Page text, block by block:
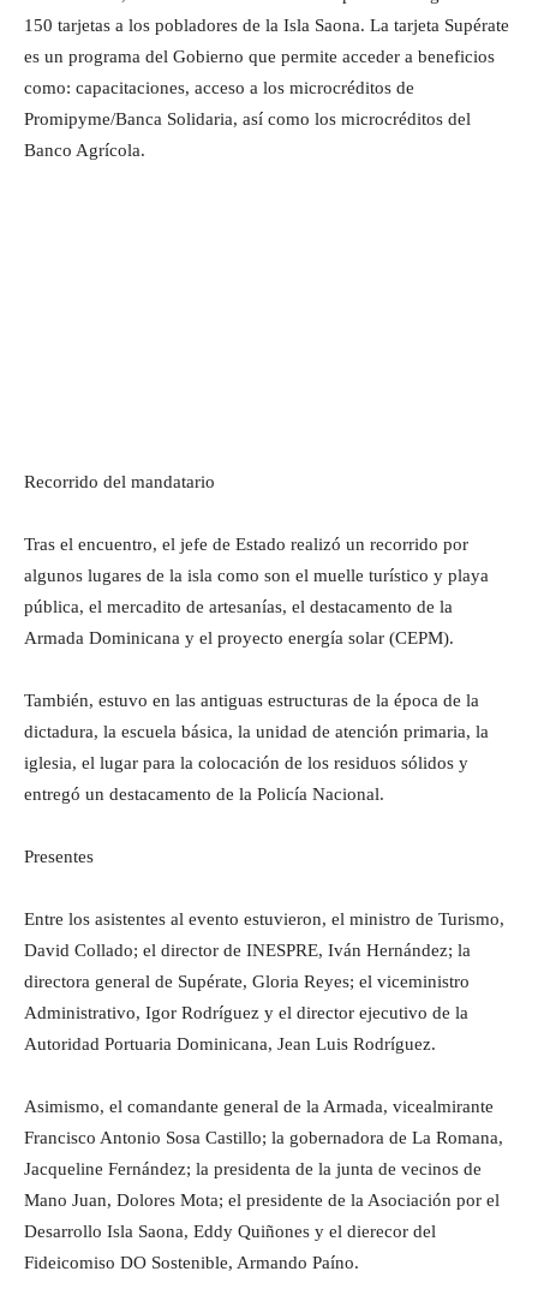
150 tarjetas a los pobladores de la Isla Saona. La tarjeta Supérate
es un programa del Gobierno que permite acceder a beneficios
como: capacitaciones, acceso a los microcréditos de
Promipyme/Banca Solidaria, así como los microcréditos del
Banco Agrícola.
Recorrido del mandatario
Tras el encuentro, el jefe de Estado realizó un recorrido por
algunos lugares de la isla como son el muelle turístico y playa
pública, el mercadito de artesanías, el destacamento de la
Armada Dominicana y el proyecto energía solar (CEPM).
También, estuvo en las antiguas estructuras de la época de la
dictadura, la escuela básica, la unidad de atención primaria, la
iglesia, el lugar para la colocación de los residuos sólidos y
entregó un destacamento de la Policía Nacional.
Presentes
Entre los asistentes al evento estuvieron, el ministro de Turismo,
David Collado; el director de INESPRE, Iván Hernández; la
directora general de Supérate, Gloria Reyes; el viceministro
Administrativo, Igor Rodríguez y el director ejecutivo de la
Autoridad Portuaria Dominicana, Jean Luis Rodríguez.
Asimismo, el comandante general de la Armada, vicealmirante
Francisco Antonio Sosa Castillo; la gobernadora de La Romana,
Jacqueline Fernández; la presidenta de la junta de vecinos de
Mano Juan, Dolores Mota; el presidente de la Asociación por el
Desarrollo Isla Saona, Eddy Quiñones y el dierecor del
Fideicomiso DO Sostenible, Armando Paíno.